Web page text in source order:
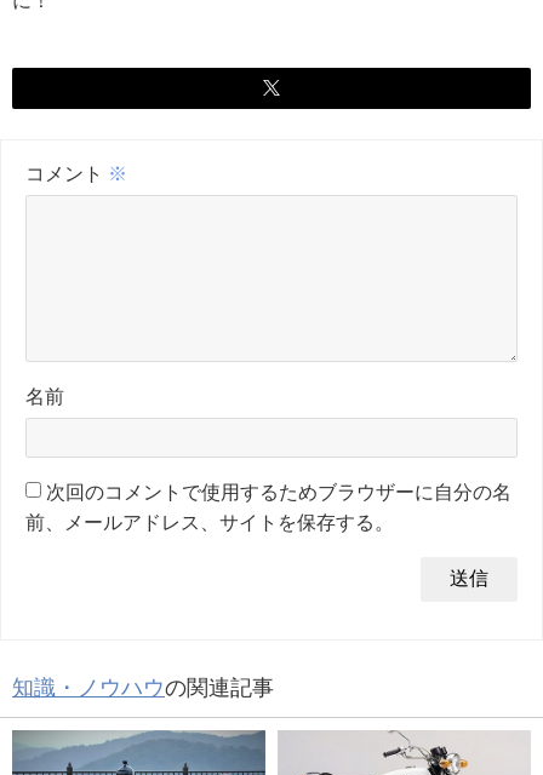
コメント ※
名前
次回のコメントで使用するためブラウザーに自分の名
前、メールアドレス、サイトを保存する。
知識・ノウハウの関連記事